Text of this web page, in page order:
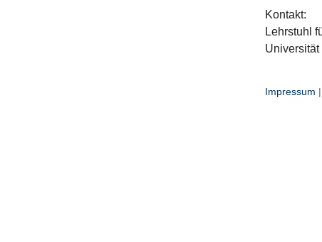
Kontakt:
Lehrstuhl
Universität
Impressum |